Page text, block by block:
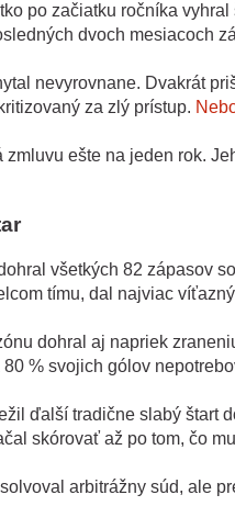
po začiatku ročníka
dvoch mesiacoch
nevyrovnane. Dvakrát
za zlý prístup.
zmluvu ešte na jeden rok.
všetkých 82 zápasov
tímu, dal najviac
dohral aj napriek
80 % svojich gólov
ďalší tradične slabý štart
skórovať až po tom, čo
arbitrážny súd, ale